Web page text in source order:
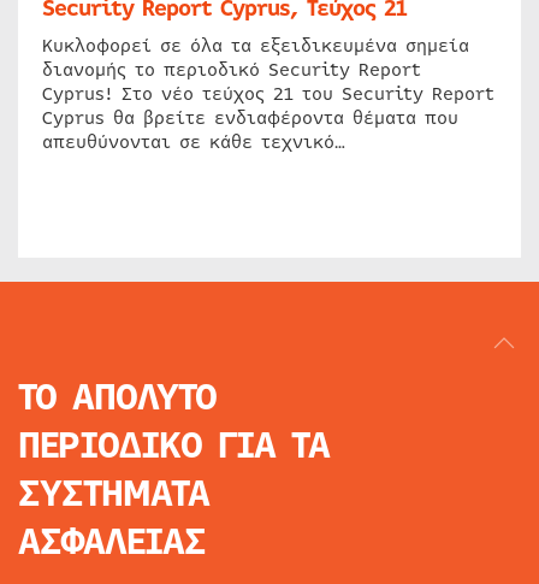
Security Report Cyprus, Τεύχος 21
Κυκλοφορεί σε όλα τα εξειδικευμένα σημεία
διανομής το περιοδικό Security Report
Cyprus! Στο νέο τεύχος 21 του Security Report
Cyprus θα βρείτε ενδιαφέροντα θέματα που
απευθύνονται σε κάθε τεχνικό…
ΤΟ ΑΠΟΛΥΤΟ
ΠΕΡΙΟΔΙΚΟ ΓΙΑ ΤΑ
ΣΥΣΤΗΜΑΤΑ
ΑΣΦΑΛΕΙΑΣ